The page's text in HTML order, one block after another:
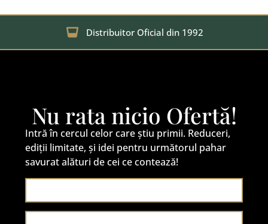
Distribuitor Oficial din 1992
Nu rata nicio Ofertă!
Intră în cercul celor care știu primii. Reduceri,
ediții limitate, și idei pentru următorul pahar
savurat alături de cei ce contează!